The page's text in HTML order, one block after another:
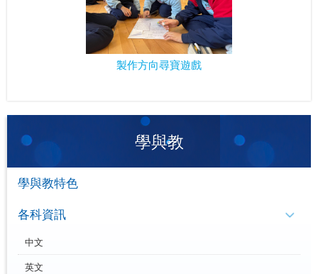
製作方向尋寶遊戲
學與教
學與教特色
各科資訊
中文
英文